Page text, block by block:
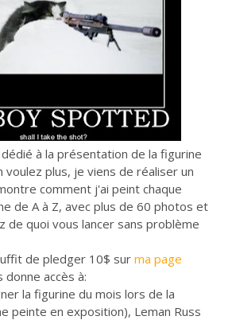
à la présentation de la figurine
voulez plus, je viens de réaliser un
comment j'ai peint chaque
de A à Z, avec plus de 60 photos et
de quoi vous lancer sans problème
de pledger 10$ sur ma page
donne accès à:
la figurine du mois lors de la
peinte en exposition), Leman Russ